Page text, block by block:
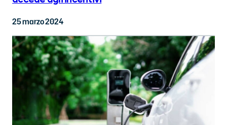
25 marzo 2024